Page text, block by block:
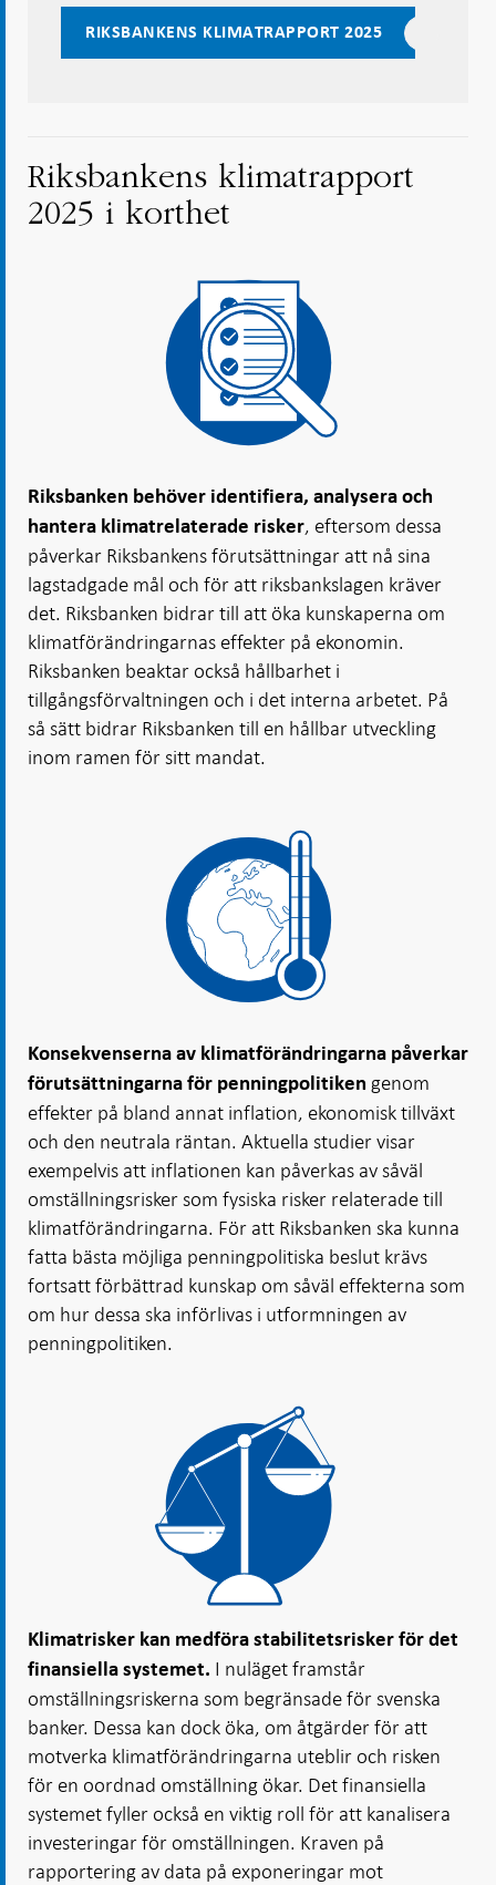
RIKSBANKENS KLIMATRAPPORT 2025
Riksbankens klimatrapport
2025 i korthet
Riksbanken behöver identifiera, analysera och
hantera klimatrelaterade risker, eftersom dessa
påverkar Riksbankens förutsättningar att nå sina
lagstadgade mål och för att riksbankslagen kräver
det. Riksbanken bidrar till att öka kunskaperna om
klimatförändringarnas effekter på ekonomin.
Riksbanken beaktar också hållbarhet i
tillgångsförvaltningen och i det interna arbetet. På
så sätt bidrar Riksbanken till en hållbar utveckling
inom ramen för sitt mandat.
Konsekvenserna av klimatförändringarna påverkar
förutsättningarna för penningpolitiken genom
effekter på bland annat inflation, ekonomisk tillväxt
och den neutrala räntan. Aktuella studier visar
exempelvis att inflationen kan påverkas av såväl
omställningsrisker som fysiska risker relaterade till
klimatförändringarna. För att Riksbanken ska kunna
fatta bästa möjliga penningpolitiska beslut krävs
fortsatt förbättrad kunskap om såväl effekterna som
om hur dessa ska införlivas i utformningen av
penningpolitiken.
Klimatrisker kan medföra stabilitetsrisker för det
finansiella systemet. I nuläget framstår
omställningsriskerna som begränsade för svenska
banker. Dessa kan dock öka, om åtgärder för att
motverka klimatförändringarna uteblir och risken
för en oordnad omställning ökar. Det finansiella
systemet fyller också en viktig roll för att kanalisera
investeringar för omställningen. Kraven på
rapportering av data på exponeringar mot